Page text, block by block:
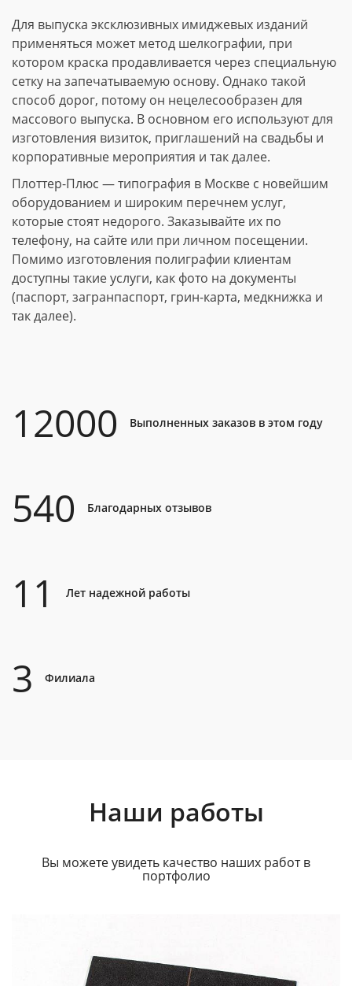
Для выпуска эксклюзивных имиджевых изданий
применяться может метод шелкографии, при
котором краска продавливается через специальную
сетку на запечатываемую основу. Однако такой
способ дорог, потому он нецелесообразен для
массового выпуска. В основном его используют для
изготовления визиток, приглашений на свадьбы и
корпоративные мероприятия и так далее.
Плоттер-Плюс — типография в Москве с новейшим
оборудованием и широким перечнем услуг,
которые стоят недорого. Заказывайте их по
телефону, на сайте или при личном посещении.
Помимо изготовления полиграфии клиентам
доступны такие услуги, как фото на документы
(паспорт, загранпаспорт, грин-карта, медкнижка и
так далее).
12000 Выполненных заказов в этом году
540 Благодарных отзывов
11 Лет надежной работы
3 Филиала
Наши работы
Вы можете увидеть качество наших работ в
портфолио